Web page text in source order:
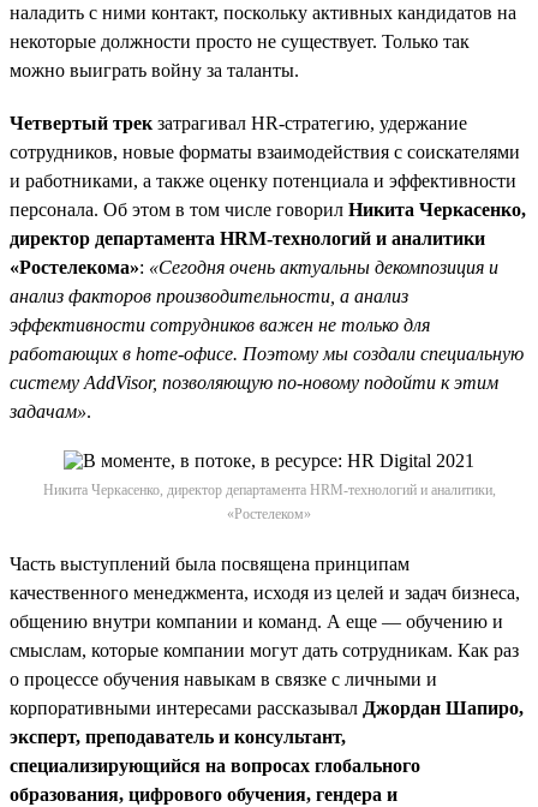
наладить с ними контакт, поскольку активных кандидатов на
некоторые должности просто не существует. Только так
можно выиграть войну за таланты.
Четвертый трек затрагивал HR-стратегию, удержание
сотрудников, новые форматы взаимодействия с соискателями
и работниками, а также оценку потенциала и эффективности
персонала. Об этом в том числе говорил Никита Черкасенко,
директор департамента HRM-технологий и аналитики
«Ростелекома»: «Сегодня очень актуальны декомпозиция и
анализ факторов производительности, а анализ
эффективности сотрудников важен не только для
работающих в home-офисе. Поэтому мы создали специальную
систему AddVisor, позволяющую по-новому подойти к этим
задачам».
Никита Черкасенко, директор департамента HRM-технологий и аналитики,
«Ростелеком»
Часть выступлений была посвящена принципам
качественного менеджмента, исходя из целей и задач бизнеса,
общению внутри компании и команд. А еще — обучению и
смыслам, которые компании могут дать сотрудникам. Как раз
о процессе обучения навыкам в связке с личными и
корпоративными интересами рассказывал Джордан Шапиро,
эксперт, преподаватель и консультант,
специализирующийся на вопросах глобального
образования, цифрового обучения, гендера и